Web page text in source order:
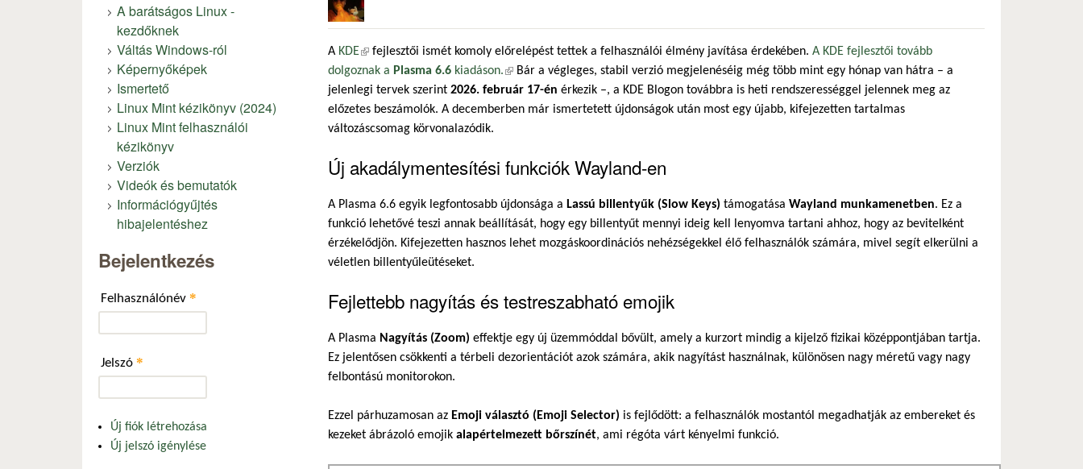
A KDE(külső hivatkozás)
fejlesztői ismét komoly előrelépést tettek a felhasználói élmény javítása érdekében. A KDE fejlesztői tovább
dolgoznak a Plasma 6.6 kiadáson.(külső hivatkozás)
Bár a végleges, stabil verzió megjelenéséig még több mint egy hónap van hátra – a
jelenlegi tervek szerint 2026. február 17-én érkezik –, a KDE Blogon továbbra is heti rendszerességgel jelennek meg az
előzetes beszámolók. A decemberben már ismertetett újdonságok után most egy újabb, kifejezetten tartalmas
változáscsomag körvonalazódik.
Új akadálymentesítési funkciók Wayland-en
A Plasma 6.6 egyik legfontosabb újdonsága a Lassú billentyűk (Slow Keys) támogatása Wayland munkamenetben. Ez a
funkció lehetővé teszi annak beállítását, hogy egy billentyűt mennyi ideig kell lenyomva tartani ahhoz, hogy az bevitelként
érzékelődjön. Kifejezetten hasznos lehet mozgáskoordinációs nehézségekkel élő felhasználók számára, mivel segít elkerülni a
véletlen billentyűleütéseket.
Fejlettebb nagyítás és testreszabható emojik
A Plasma Nagyítás (Zoom) effektje egy új üzemmóddal bővült, amely a kurzort mindig a kijelző fizikai középpontjában tartja.
Ez jelentősen csökkenti a térbeli dezorientációt azok számára, akik nagyítást használnak, különösen nagy méretű vagy nagy
felbontású monitorokon.
Ezzel párhuzamosan az Emoji választó (Emoji Selector) is fejlődött: a felhasználók mostantól megadhatják az embereket és
kezeket ábrázoló emojik alapértelmezett bőrszínét, ami régóta várt kényelmi funkció.
A barátságos Linux -
kezdőknek
Váltás Windows-ról
Képernyőképek
Ismertető
Linux Mint kézikönyv (2024)
Linux Mint felhasználói
kézikönyv
Verziók
Videók és bemutatók
Információgyűjtés
hibajelentéshez
Bejelentkezés
Felhasználónév *
Jelszó *
Új fiók létrehozása
Új jelszó igénylése